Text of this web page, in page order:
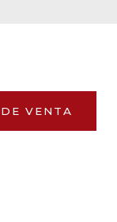
VENTA